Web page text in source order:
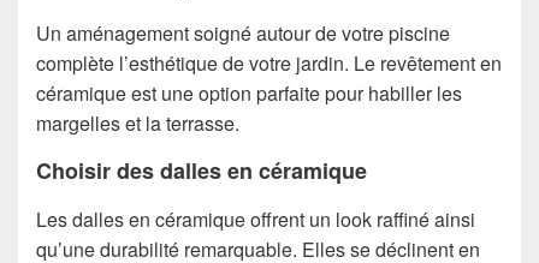
Un aménagement soigné autour de votre piscine
complète l’esthétique de votre jardin. Le revêtement en
céramique est une option parfaite pour habiller les
margelles et la terrasse.
Choisir des dalles en céramique
Les dalles en céramique offrent un look raffiné ainsi
qu’une durabilité remarquable. Elles se déclinent en